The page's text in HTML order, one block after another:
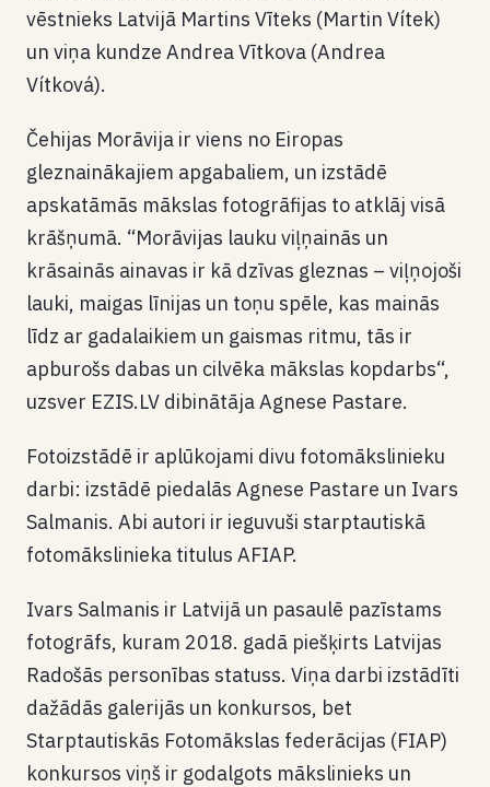
vēstnieks Latvijā Martins Vīteks (Martin Vítek)
un viņa kundze Andrea Vītkova (Andrea
Vítková).
Čehijas Morāvija ir viens no Eiropas
gleznainākajiem apgabaliem, un izstādē
apskatāmās mākslas fotogrāfijas to atklāj visā
krāšņumā. “Morāvijas lauku viļņainās un
krāsainās ainavas ir kā dzīvas gleznas – viļņojoši
lauki, maigas līnijas un toņu spēle, kas mainās
līdz ar gadalaikiem un gaismas ritmu, tās ir
apburošs dabas un cilvēka mākslas kopdarbs“,
uzsver EZIS.LV dibinātāja Agnese Pastare.
Fotoizstādē ir aplūkojami divu fotomākslinieku
darbi: izstādē piedalās Agnese Pastare un Ivars
Salmanis. Abi autori ir ieguvuši starptautiskā
fotomākslinieka titulus AFIAP.
Ivars Salmanis ir Latvijā un pasaulē pazīstams
fotogrāfs, kuram 2018. gadā piešķirts Latvijas
Radošās personības statuss. Viņa darbi izstādīti
dažādās galerijās un konkursos, bet
Starptautiskās Fotomākslas federācijas (FIAP)
konkursos viņš ir godalgots mākslinieks un